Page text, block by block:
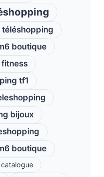
boutique
tf1
bijoux
boutique